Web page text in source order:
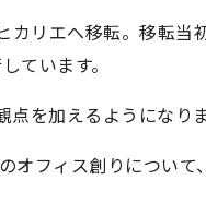
リエへ移転。移転当
ています。
を加えるようになり
オフィス創りについて